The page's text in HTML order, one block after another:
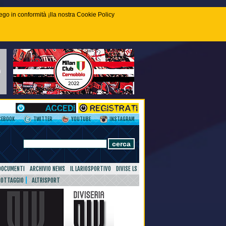
in conformità ¡lla nostra Cookie Policy
TWITTER YOUTUBE INSTAGRAM
ARCHIVIO NEWS IL LARIOSPORTIVO
DIVISE LS
ALTRISPORT